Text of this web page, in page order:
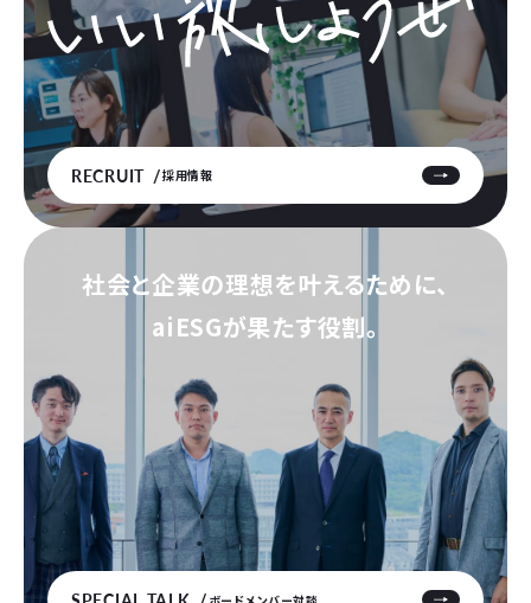
RECRUIT 採用情報
社会と企業の理想を叶えるために、
aiESGが果たす役割。